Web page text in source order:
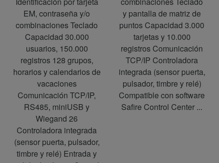
EM, contraseña y/o
combinaciones Teclado
Capacidad 30.000
usuarios, 150.000
registros 128 grupos,
horarios y calendarios de
vacaciones
Comunicación TCP/IP,
RS485, miniUSB y
Wiegand 26
Controladora integrada
(sensor puerta, pulsador,
timbre y relé) Entrada y
y pantalla de matriz de
puntos Capacidad 3.000
tarjetas y 10.000
registros Comunicación
TCP/IP Controladora
integrada (sensor puerta,
pulsador, timbre y relé)
Compatible con software
Safire Control Center ...